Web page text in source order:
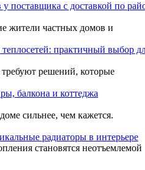
поставщика с доставкой по
жители частных домов и
практичный выбор
решений, которые
балкона и коттеджа
сильнее, чем кажется.
радиаторы в интерьере
становятся неотъемлемой